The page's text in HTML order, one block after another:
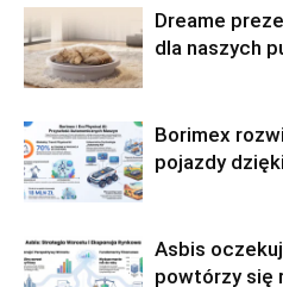
Dreame
dla naszych
Borimex
pojazdy
Asbis
powtórzy się